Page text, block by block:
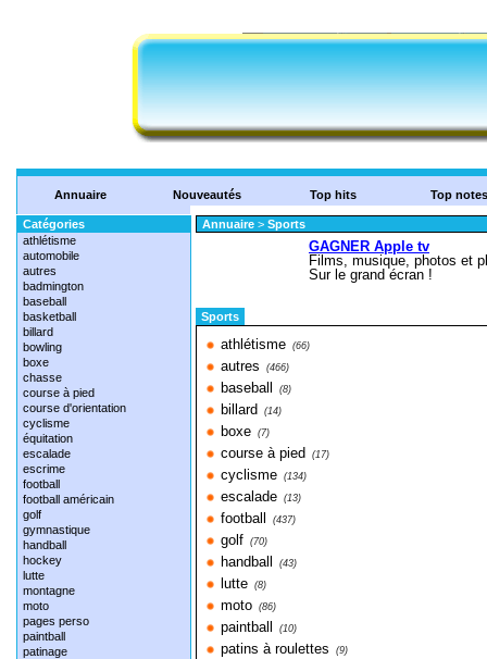
Annuaire Nouveautés Top hits Top notes
Catégories
athlétisme
automobile
autres
badmington
baseball
basketball
billard
bowling
boxe
chasse
course à pied
course d'orientation
cyclisme
équitation
escalade
escrime
football
football américain
golf
gymnastique
handball
hockey
lutte
montagne
moto
pages perso
paintball
patinage
Annuaire > Sports
Sports
athlétisme (66)
autres (466)
baseball (8)
billard (14)
boxe (7)
course à pied (17)
cyclisme (134)
escalade (13)
football (437)
golf (70)
handball (43)
lutte (8)
moto (86)
paintball (10)
patins à roulettes (9)